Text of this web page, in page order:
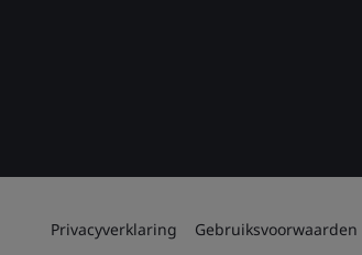
Privacyverklaring Gebruiksvoorwaarden